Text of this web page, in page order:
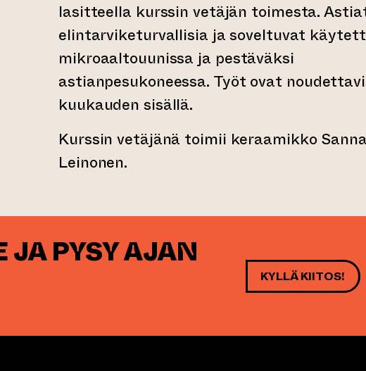
lasitteella kurssin vetäjän toimesta.
elintarviketurvallisia ja soveltuvat
mikroaaltouunissa ja pestäväksi
astianpesukoneessa. Työt ovat
kuukauden sisällä.
Kurssin vetäjänä toimii keraamikko Sanna
Leinonen.
PYSY AJAN
KYLLÄ KIITOS!